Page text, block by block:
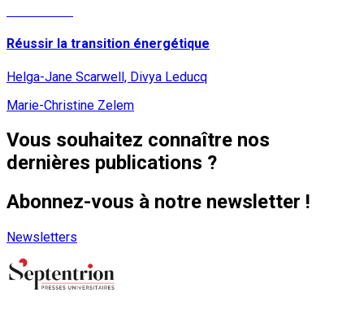
Réussir la transition énergétique
Helga-Jane Scarwell, Divya Leducq
Marie-Christine Zelem
Vous souhaitez connaître nos
dernières publications ?
Abonnez-vous à notre newsletter !
Newsletters